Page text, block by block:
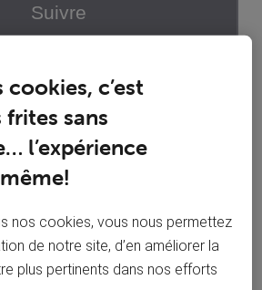
Suivre
0
Réponses
cookies, c’est
sans
l’expérience
nos cookies, vous nous permettez
de notre site, d’en améliorer la
plus pertinents dans nos efforts